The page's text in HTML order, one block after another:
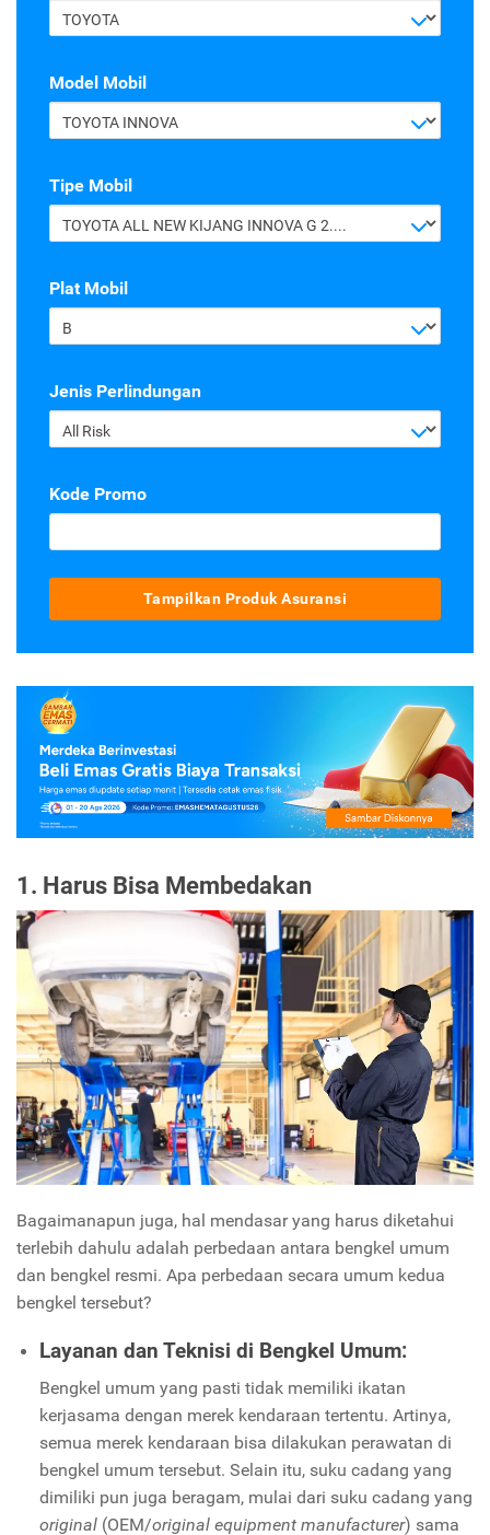
TOYOTA
Model Mobil
TOYOTA INNOVA
Tipe Mobil
TOYOTA ALL NEW KIJANG INNOVA G 2.4 A/T DIESEL
Plat Mobil
B
Jenis Perlindungan
All Risk
Kode Promo
Tampilkan Produk Asuransi
1. Harus Bisa Membedakan
Bagaimanapun juga, hal mendasar yang harus diketahui
terlebih dahulu adalah perbedaan antara bengkel umum
dan bengkel resmi. Apa perbedaan secara umum kedua
bengkel tersebut?
Layanan dan Teknisi di Bengkel Umum:
Bengkel umum yang pasti tidak memiliki ikatan
kerjasama dengan merek kendaraan tertentu. Artinya,
semua merek kendaraan bisa dilakukan perawatan di
bengkel umum tersebut. Selain itu, suku cadang yang
dimiliki pun juga beragam, mulai dari suku cadang yang
original(OEM/original equipment manufacturer) sama